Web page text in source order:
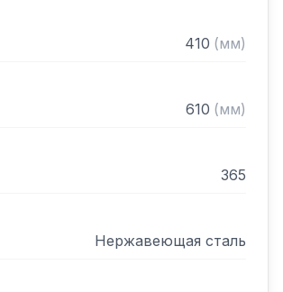
410 (мм)
610 (мм)
365
Нержавеющая сталь